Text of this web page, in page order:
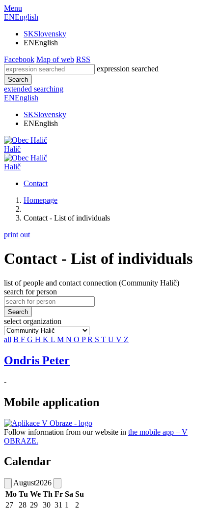
Menu
ENEnglish
SKSlovensky
ENEnglish
Facebook Map of web RSS
expression searched
Search
extended searching
ENEnglish
SKSlovensky
ENEnglish
Halič
Halič
Contact
Homepage
Contact - List of individuals
print out
Contact - List of individuals
list of people and contact connection (Community Halič)
search for person
Search
select organization
all B F G H K L M N O PR S T U V Z
Ondris Peter
-
Mobile application
Follow information from our website in the mobile app – V
OBRAZE.
Calendar
August2026
Mo Tu We Th Fr Sa Su
27
28 29 30 31 1
2